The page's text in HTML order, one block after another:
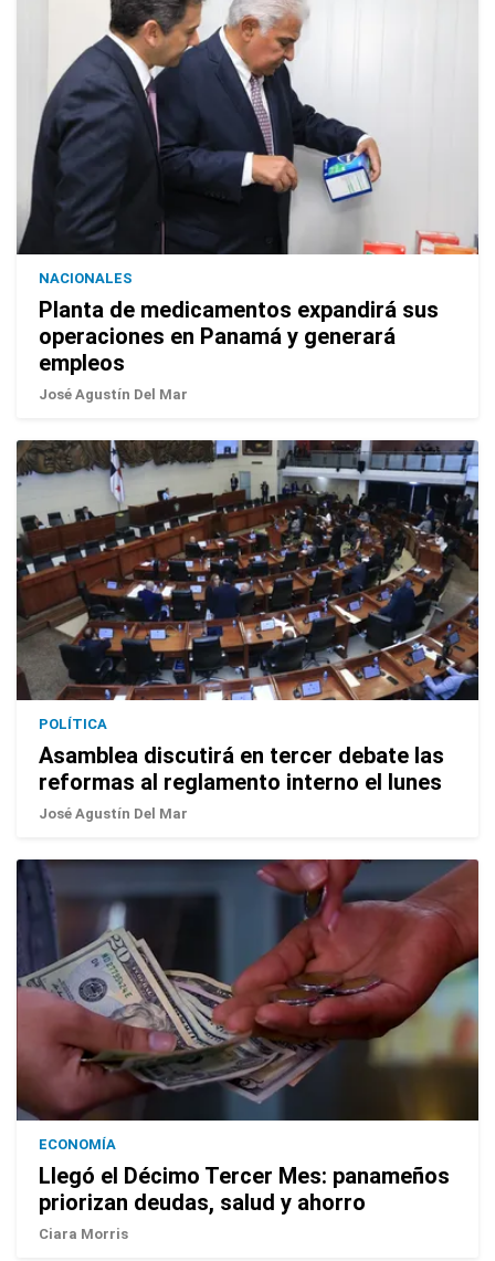
NACIONALES
Planta de medicamentos expandirá sus
operaciones en Panamá y generará
empleos
José Agustín Del Mar
POLÍTICA
Asamblea discutirá en tercer debate las
reformas al reglamento interno el lunes
José Agustín Del Mar
ECONOMÍA
Llegó el Décimo Tercer Mes: panameños
priorizan deudas, salud y ahorro
Ciara Morris